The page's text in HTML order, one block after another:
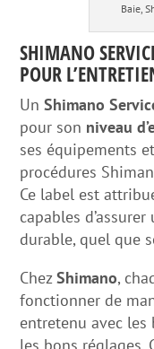
Baie,
SHIMANO
POUR
UnShimano
pour son niveau
ses équipements
procédures
Ce label est
capables
durable, quel que
ChezShimano,
fonctionner de
entretenu avec
les bons réglages.